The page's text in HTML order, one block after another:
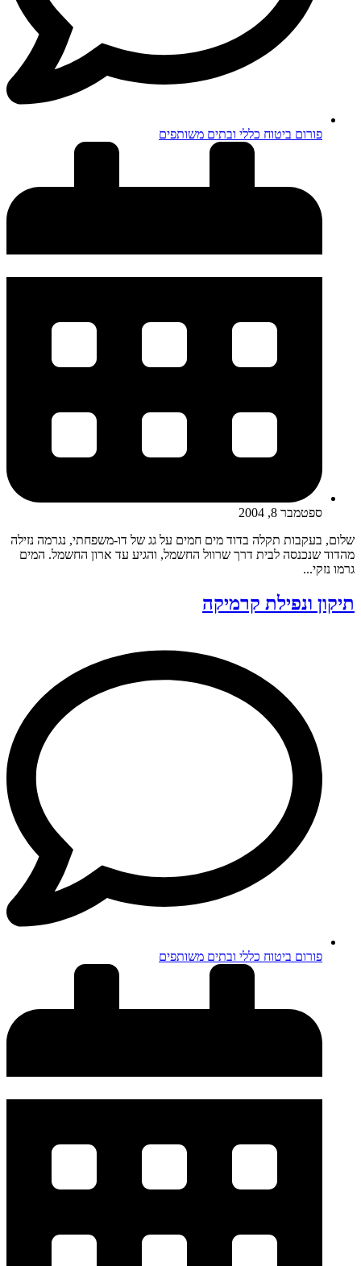
פורום ביטוח כללי ובתים משותפים
ספטמבר 8, 2004
שלום, בעקבות תקלה בדוד מים חמים על גג של דו-משפחתי, נגרמה נזילה
מהדוד שנכנסה לבית דרך שרוול החשמל, והגיע עד ארון החשמל. המים
גרמו נזקי...
תיקון ונפילת קרמיקה
פורום ביטוח כללי ובתים משותפים